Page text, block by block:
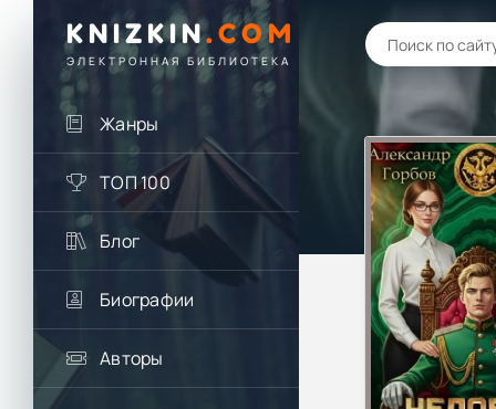
KNIZKIN. COM
ЭЛЕКТРОННАЯ БИБЛИОТЕКА
Жанры
ТОП 100
Блог
Биографии
Авторы